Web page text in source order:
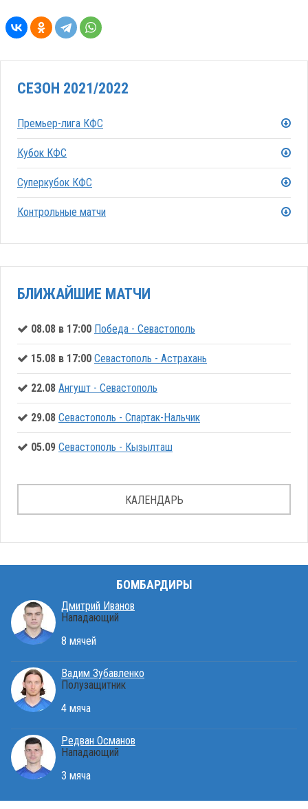
СЕЗОН 2021/2022
Премьер-лига КФС
Кубок КФС
Суперкубок КФС
Контрольные матчи
БЛИЖАЙШИЕ МАТЧИ
08.08 в 17:00 Победа - Севастополь
15.08 в 17:00 Севастополь - Астрахань
22.08 Ангушт - Севастополь
29.08 Севастополь - Спартак-Нальчик
05.09 Севастополь - Кызылташ
КАЛЕНДАРЬ
БОМБАРДИРЫ
Дмитрий Иванов
Нападающий
8 мячей
Вадим Зубавленко
Полузащитник
4 мяча
Редван Османов
Нападающий
3 мяча